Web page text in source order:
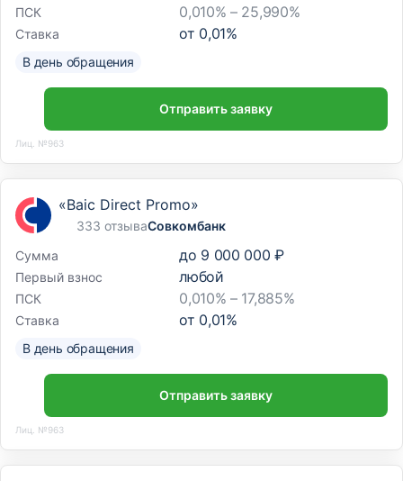
ПСК 0,010% – 25,990%
Ставка от 0,01%
В день обращения
Отправить заявку
Лиц. №963
«Baic Direct Promo»
333 отзываСовкомбанк
Сумма
до 9 000 000 ₽
Первый взнос любой
ПСК 0,010% – 17,885%
Ставка от 0,01%
В день обращения
Отправить заявку
Лиц. №963